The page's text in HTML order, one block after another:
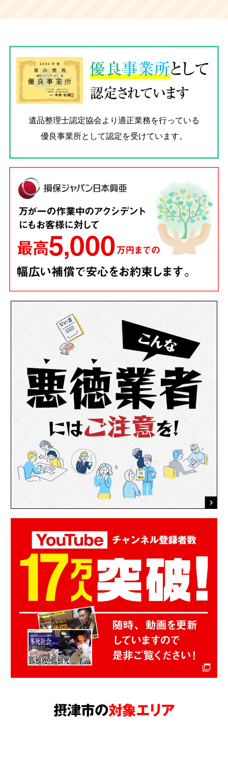
優良事業所として
認定されています
遺品整理士認定協会より適正業務を行っている
優良事業所として認定を受けています。
摂津市の対象エリア